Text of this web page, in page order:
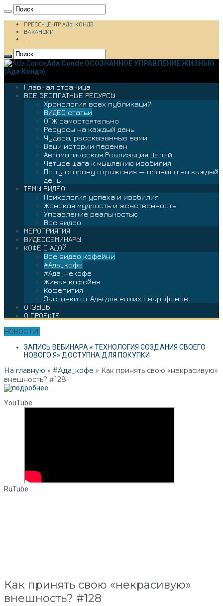
ПРЕСС-ЦЕНТР АДЫ КОНДЭ
ВАКАНСИИ
.
Ada Conde ОСОЗНАННОЕ УПРАВЛЕНИЕ ЖИЗНЬЮ
(Ада Кондэ)
Главная страница
ВСЕ БЕСПЛАТНЫЕ РЕСУРСЫ
Хронология всех публикаций
ВИДЕО статьи
ОТЖ самостоятельно
Ресурсы на каждый день
Чудеса, рассказанные вами
Ваши истории перемен
Автомагическая Реализация Целей
Четыре шага к мышлению изобилия
По ту сторону отражения — правила на каждый
день
ТЕМЫ ВИДЕО
Психология успеха и изобилия
Женская мудрость и женственность
Управление реальностью
Все видео
МЕРОПРИЯТИЯ
ВИДЕОСЕМИНАРЫ
КОФЕ С АДОЙ
Все видео кофейни
#Ада_кофе
#Ада_некофе
Живая кофейня
Кофепития
Заставки от Ады для ваших смартфонов
ОТЗЫВЫ
О ПРОЕКТЕ
НОВОСТИ:
ЗАПИСЬ ВЕБИНАРА « ТЕХНОЛОГИЯ СОЗДАНИЯ СВОЕГО
НОВОГО Я» ДОСТУПНА ДЛЯ ПОКУПКИ
На главную » #Ада_кофе » Как принять свою «некрасивую»
внешность? #128
YouTube
RuTube
Как принять свою «некрасивую»
внешность? #128